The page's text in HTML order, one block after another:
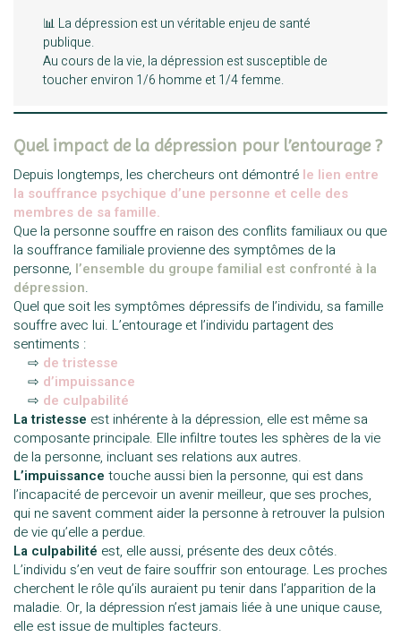
📊 La dépression est un véritable enjeu de santé
publique.
Au cours de la vie, la dépression est susceptible de
toucher environ 1/6 homme et 1/4 femme.
Quel impact de la dépression pour l’entourage ?
Depuis longtemps, les chercheurs ont démontré le lien entre
la souffrance psychique d’une personne et celle des
membres de sa famille.
Que la personne souffre en raison des conflits familiaux ou que
la souffrance familiale provienne des symptômes de la
personne, l’ensemble du groupe familial est confronté à la
dépression.
Quel que soit les symptômes dépressifs de l’individu, sa famille
souffre avec lui. L’entourage et l’individu partagent des
sentiments :
⇨ de tristesse
⇨ d’impuissance
⇨ de culpabilité
La tristesse est inhérente à la dépression, elle est même sa
composante principale. Elle infiltre toutes les sphères de la vie
de la personne, incluant ses relations aux autres.
L’impuissance touche aussi bien la personne, qui est dans
l’incapacité de percevoir un avenir meilleur, que ses proches,
qui ne savent comment aider la personne à retrouver la pulsion
de vie qu’elle a perdue.
La culpabilité est, elle aussi, présente des deux côtés.
L’individu s’en veut de faire souffrir son entourage. Les proches
cherchent le rôle qu’ils auraient pu tenir dans l’apparition de la
maladie. Or, la dépression n’est jamais liée à une unique cause,
elle est issue de multiples facteurs.